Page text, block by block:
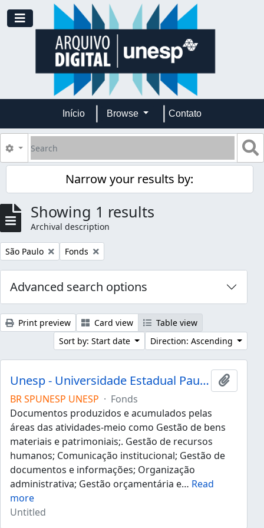
Skip to main content
Toggle navigation
Início Browse Contato
Search
Search options
Narrow your results by:
Showing 1 results
Archival description
Remove filter:
São Paulo Remove filter:
Fonds
Advanced search options
Print preview Card view
Table view
Sort by: Start date
Direction: Ascending
Unesp - Universidade Estadual Paulista "Júlio de Mesquita Filho"
Add to
BR SPUNESP UNESP · Fonds
Documentos produzidos e acumulados pelas
áreas das atividades-meio como Gestão de bens
materiais e patrimoniais;. Gestão de recursos
humanos; Comunicação institucional; Gestão de
documentos e informações; Organização
administrativa; Gestão orçamentária e… Read
more
Untitled